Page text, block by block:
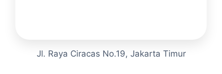
Jl. Raya Ciracas No.19, Jakarta Timur